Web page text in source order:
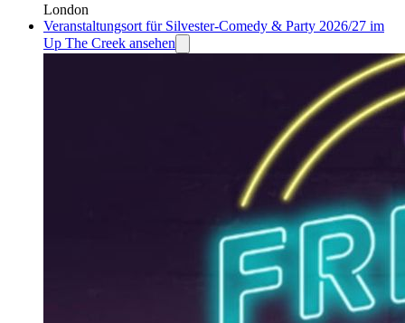
London
Veranstaltungsort für Silvester-Comedy & Party 2026/27 im
Up The Creek ansehen